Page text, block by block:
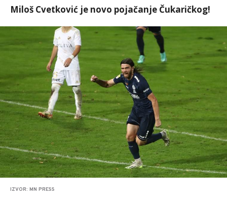
Miloš Cvetković je novo pojačanje Čukaričkog!
IZVOR: MN PRESS